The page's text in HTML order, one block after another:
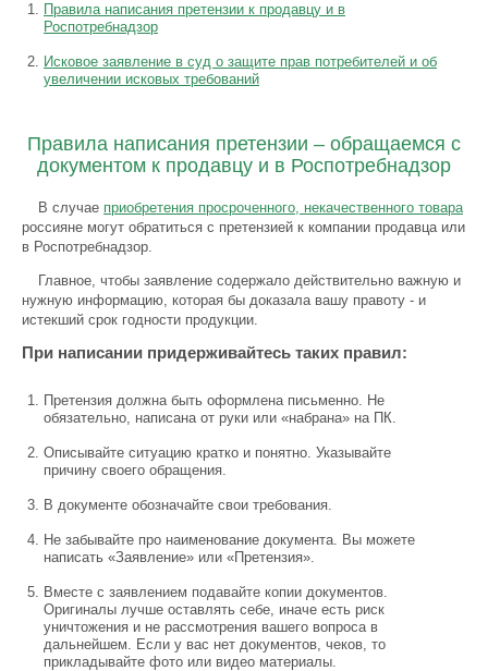
Правила написания претензии к продавцу и в
Роспотребнадзор
Исковое заявление в суд о защите прав потребителей и об
увеличении исковых требований
Правила написания претензии – обращаемся с
документом к продавцу и в Роспотребнадзор
В случае приобретения просроченного, некачественного товара
россияне могут обратиться с претензией к компании продавца или
в Роспотребнадзор.
Главное, чтобы заявление содержало действительно важную и
нужную информацию, которая бы доказала вашу правоту - и
истекший срок годности продукции.
При написании придерживайтесь таких правил:
Претензия должна быть оформлена письменно. Не
обязательно, написана от руки или «набрана» на ПК.
Описывайте ситуацию кратко и понятно. Указывайте
причину своего обращения.
В документе обозначайте свои требования.
Не забывайте про наименование документа. Вы можете
написать «Заявление» или «Претензия».
Вместе с заявлением подавайте копии документов.
Оригиналы лучше оставлять себе, иначе есть риск
уничтожения и не рассмотрения вашего вопроса в
дальнейшем. Если у вас нет документов, чеков, то
прикладывайте фото или видео материалы.